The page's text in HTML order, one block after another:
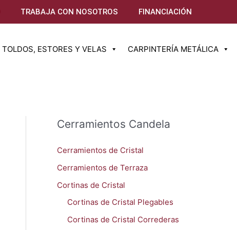
TRABAJA CON NOSOTROS FINANCIACIÓN
TOLDOS, ESTORES Y VELAS CARPINTERÍA METÁLICA
Cerramientos Candela
Cerramientos de Cristal
Cerramientos de Terraza
Cortinas de Cristal
Cortinas de Cristal Plegables
Cortinas de Cristal Correderas